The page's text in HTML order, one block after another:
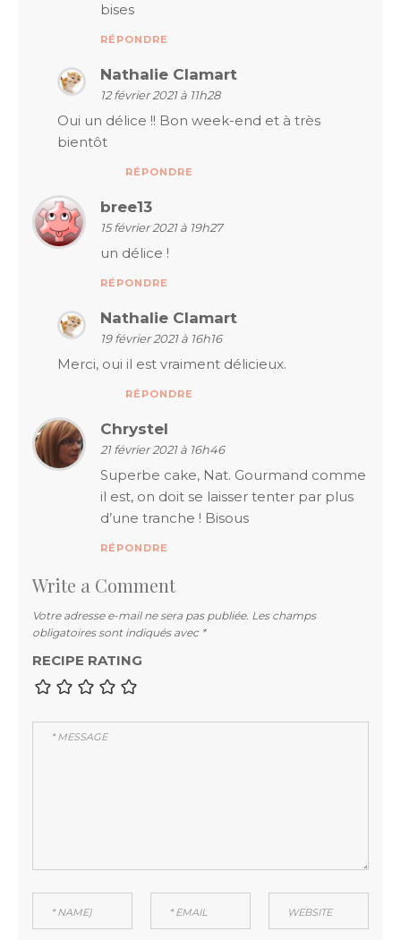
bises
RÉPONDRE
Nathalie Clamart
12 février 2021 à 11h28
Oui un délice !! Bon week-end et à très
bientôt
RÉPONDRE
bree13
15 février 2021 à 19h27
un délice !
RÉPONDRE
Nathalie Clamart
19 février 2021 à 16h16
Merci, oui il est vraiment délicieux.
RÉPONDRE
Chrystel
21 février 2021 à 16h46
Superbe cake, Nat. Gourmand comme
il est, on doit se laisser tenter par plus
d’une tranche ! Bisous
RÉPONDRE
Write a Comment
Votre adresse e-mail ne sera pas publiée. Les champs
obligatoires sont indiqués avec *
RECIPE RATING